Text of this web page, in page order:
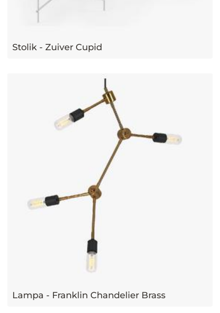
Stolik - Zuiver Cupid
Lampa - Franklin Chandelier Brass